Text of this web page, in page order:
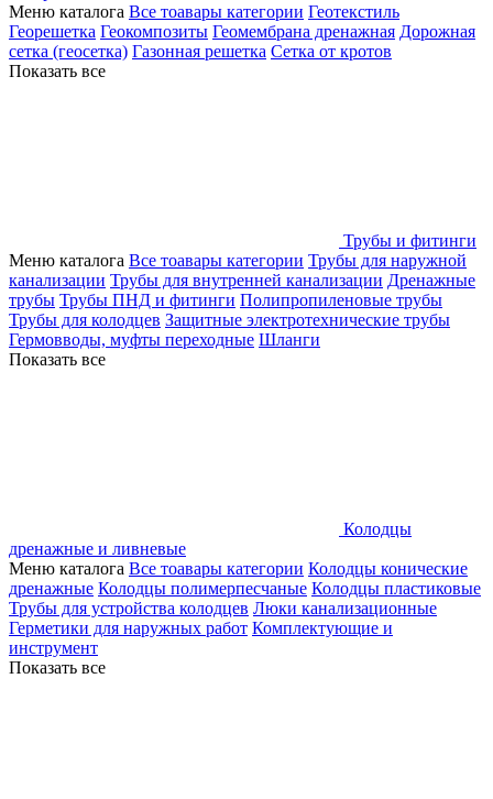
Меню каталога Все тоавары категории Геотекстиль
Георешетка Геокомпозиты Геомембрана дренажная Дорожная
сетка (геосетка) Газонная решетка Сетка от кротов
Показать все
Трубы и фитинги
Меню каталога Все тоавары категории Трубы для наружной
канализации Трубы для внутренней канализации Дренажные
трубы Трубы ПНД и фитинги Полипропиленовые трубы
Трубы для колодцев Защитные электротехнические трубы
Гермовводы, муфты переходные Шланги
Показать все
Колодцы
дренажные и ливневые
Меню каталога Все тоавары категории Колодцы конические
дренажные Колодцы полимерпесчаные Колодцы пластиковые
Трубы для устройства колодцев Люки канализационные
Герметики для наружных работ Комплектующие и
инструмент
Показать все